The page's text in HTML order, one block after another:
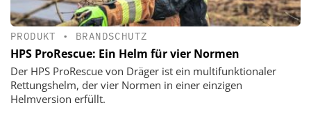
PRODUKT • BRANDSCHUTZ
HPS ProRescue: Ein Helm für vier Normen
Der HPS ProRescue von Dräger ist ein multifunktionaler
Rettungshelm, der vier Normen in einer einzigen
Helmversion erfüllt.